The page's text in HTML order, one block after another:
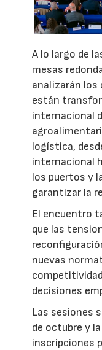
A lo largo de
mesas
analizarán los
están
internacional
logística,
internacional
los puertos y
garantizar la
El encuentro
que las
nuevas
decisiones
Las sesiones
de octubre y
inscripciones